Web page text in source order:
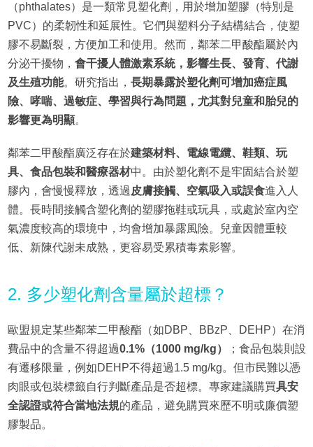
（phthalates）是一類常見塑化劑，用於增加塑膠（特別是
PVC）的柔韌性和延展性。它們與塑料分子結構結合，使塑
膠不易斷裂，方便加工和使用。然而，鄰苯二甲酸酯屬於內
分泌干擾物， 會干擾人體激素系統，影響生長、發育、代謝
及生殖功能。研究指出， 長期暴露於塑化劑可增加癌症風
險、哮喘、過敏症、學習與行為問題，尤其對兒童和胎兒的
影響更為明顯。
鄰苯二甲酸酯廣泛存在於建築材料、電線電纜、鞋類、玩
具、食品包裝和醫療器材中。由於塑化劑不是牢固結合於塑
膠內，會慢慢釋放，透過 皮膚接觸、空氣吸入或誤食進入人
體。長時間接觸含塑化劑的塑膠拖鞋或玩具，或處於室內空
氣濃度較高的環境中，均會增加暴露風險。兒童因體重較
低、新陳代謝未成熟，更容易受累積毒素影響。
2. 多少塑化劑含量屬於超標？
歐盟規定某些鄰苯二甲酸酯（如DBP、BBzP、DEHP）在消
費品中的含量不得超過0.1%（1000 mg/kg）
；食品包裝則設
有遷移限量，例如DEHP不得超過1.5 mg/kg。但市民難以憑
肉眼或包裝標籤自行判斷產品是否超標。專家建議購買具安
全認證或符合當地法規的產品，避免購買來歷不明或廉價塑
膠製品。